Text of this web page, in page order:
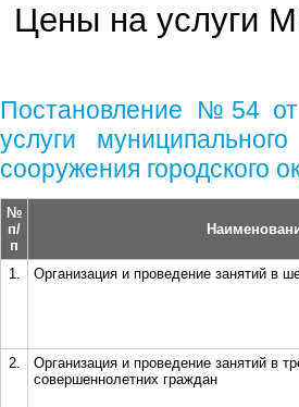
Цены на услуги
Постановление №54
услуги
сооружения городского
№
п/
п
1. Организация и проведение занятий в
2.
Организация и проведение занятий в
совершеннолетних граждан